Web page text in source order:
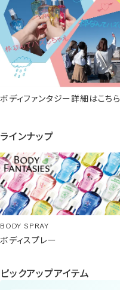
ボディファンタジー詳細はこちら
ラインナップ
BODY SPRAY
ボディスプレー
ピックアップアイテム